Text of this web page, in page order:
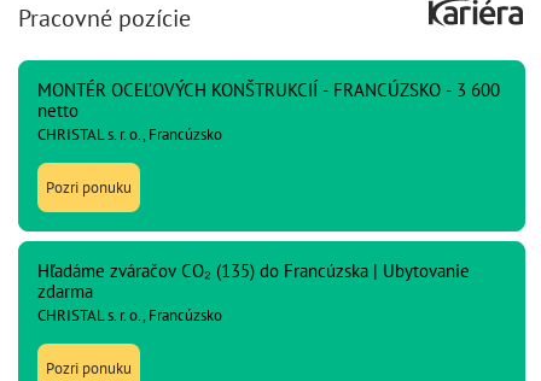
Pracovné pozície
MONTÉR OCEĽOVÝCH KONŠTRUKCIÍ - FRANCÚZSKO - 3 600
netto
CHRISTAL s. r. o., Francúzsko
Pozri ponuku
Hľadáme zváračov CO₂ (135) do Francúzska | Ubytovanie
zdarma
CHRISTAL s. r. o., Francúzsko
Pozri ponuku